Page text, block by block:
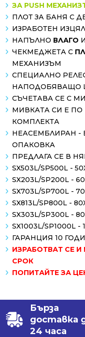
ЗА PUSH
ПЛОТ ЗА БАНЯ С
ИЗРАБОТЕН
НАПЪЛНО ВЛАГО И
ЧЕКМЕДЖЕТА С
МЕХАНИЗЪМ
СПЕЦИАЛНО
НАПОДОБЯВАЩО
СЪЧЕТАВА СЕ С
МИВКАТА СИ Е
КОМПЛЕКТА
НЕАСЕМБЛИРАН -
ОПАКОВКА
ПРЕДЛАГА СЕ В
SX503L/SP500L -
SX203L/SP200L -
SX703L/SP700L -
SX813L/SP800L -
SX303L/SP300L -
SX1003L/SP1000L -
ГАРАНЦИЯ 10
ИЗРАБОТВАТ СЕ
СРОК
ПОПИТАЙТЕ ЗА
Бърза
доставка
24 часа